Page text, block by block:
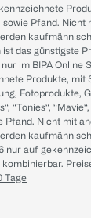
Pfand. Nicht
ist das günstigste
im BIPA Online
Produkte, mit
Fotoprodukte,
“Tonies“,
Pfand. Nicht mit
nur auf
Tage